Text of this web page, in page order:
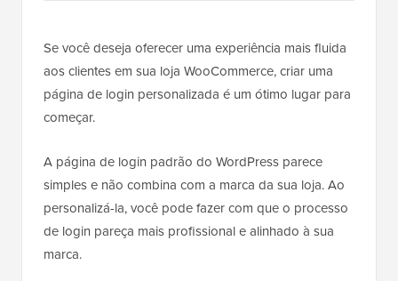
Se você deseja oferecer uma experiência mais fluida
aos clientes em sua loja WooCommerce, criar uma
página de login personalizada é um ótimo lugar para
começar.
A página de login padrão do WordPress parece
simples e não combina com a marca da sua loja. Ao
personalizá-la, você pode fazer com que o processo
de login pareça mais profissional e alinhado à sua
marca.